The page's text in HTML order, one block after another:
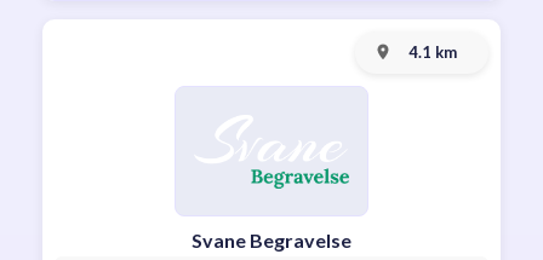
4.1 km
Svane Begravelse